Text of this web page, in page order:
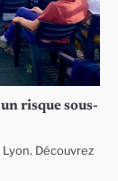
risque sous-
Découvrez